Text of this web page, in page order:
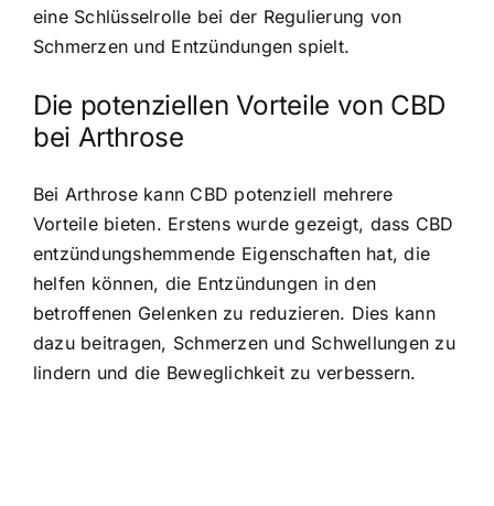
eine Schlüsselrolle bei der Regulierung von
Schmerzen und Entzündungen spielt.
Die potenziellen Vorteile von CBD
bei Arthrose
Bei Arthrose kann CBD potenziell mehrere
Vorteile bieten. Erstens wurde gezeigt, dass CBD
entzündungshemmende Eigenschaften hat, die
helfen können, die Entzündungen in den
betroffenen Gelenken zu reduzieren. Dies kann
dazu beitragen, Schmerzen und Schwellungen zu
lindern und die Beweglichkeit zu verbessern.